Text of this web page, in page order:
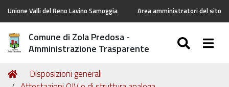
Unione Valli del Reno Lavino Samoggia Area amministratori del sito
Comune di Zola Predosa -
Amministrazione Trasparente
Tu
sei
Home
Disposizioni generali